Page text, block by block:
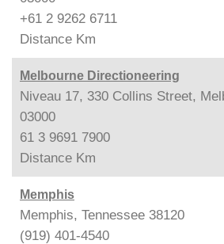
+61 2 9262 6711
Distance Km
Melbourne Directioneering
Niveau 17, 330 Collins Street,
03000
61 3 9691 7900
Distance Km
Memphis
Memphis, Tennessee 38120
(919) 401-4540